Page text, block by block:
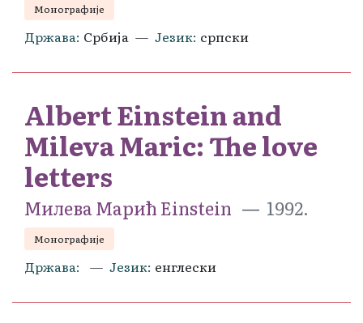
Монографије
Држава Србија Језик српски
Albert Einstein and
Mileva Maric: The love
letters
Милева Марић Einstein 1992.
Монографије
Држава Језик енглески